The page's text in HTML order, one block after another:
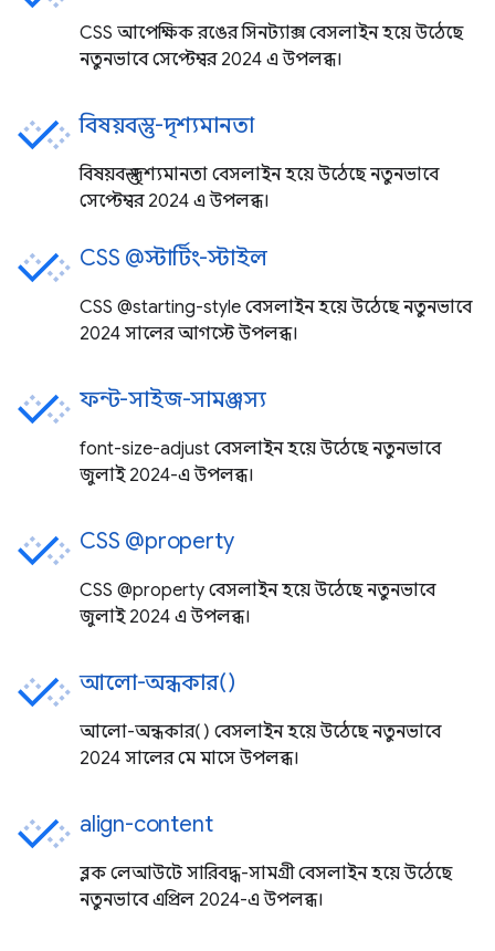
CSS আপেক্ষিক রঙের সিনট্যাক্স বেসলাইন হয়ে উঠেছে
নতুনভাবে সেপ্টেম্বর 2024 এ উপলব্ধ।
বিষয়বস্তু-দৃশ্যমানতা
বিষয়বস্তু-দৃশ্যমানতা বেসলাইন হয়ে উঠেছে নতুনভাবে
সেপ্টেম্বর 2024 এ উপলব্ধ।
CSS @স্টার্টিং-স্টাইল
CSS @starting-style বেসলাইন হয়ে উঠেছে নতুনভাবে
2024 সালের আগস্টে উপলব্ধ।
ফন্ট-সাইজ-সামঞ্জস্য
font-size-adjust বেসলাইন হয়ে উঠেছে নতুনভাবে
জুলাই 2024-এ উপলব্ধ।
CSS @property
CSS @property বেসলাইন হয়ে উঠেছে নতুনভাবে
জুলাই 2024 এ উপলব্ধ।
আলো-অন্ধকার()
আলো-অন্ধকার() বেসলাইন হয়ে উঠেছে নতুনভাবে
2024 সালের মে মাসে উপলব্ধ।
align-content
ব্লক লেআউটে সারিবদ্ধ-সামগ্রী বেসলাইন হয়ে উঠেছে
নতুনভাবে এপ্রিল 2024-এ উপলব্ধ।